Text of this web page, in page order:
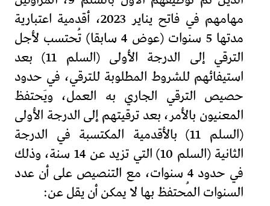
مهامهم في فاتح يناير 2023، أقدمية اعتبارية
مدتها 5 سنوات (عوض 4 سابقا) تُحتسب لأجل
الترقي إلى الدرجة الأولى (السلم 11) بعد
استيفائهم للشروط المطلوبة للترقي، في حدود
حصيص الترقي الجاري به العمل، ويَحتفظ
المعنيون بالأمر، بعد ترقيتهم إلى الدرجة الأولى
(السلم 11) بالأقدمية المكتسبة في الدرجة
الثانية (السلم 10) التي تزيد عن 14 سنة، وذلك
في حدود 4 سنوات، مع التنصيص على أن عدد
السنوات المُحتفظ بها لا يمكن أن يقل عن: